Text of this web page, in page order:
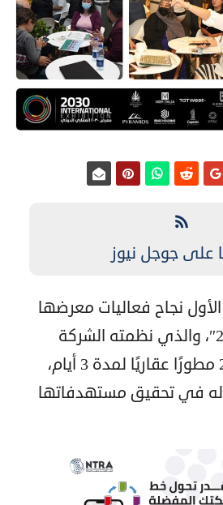
على جوجل نيوز
نجاح فعاليات معرضها
في دبي “مصر 2030″، والذي نظمته الشركة
بمشاركة أكثر من 20 مطورًا عقاريًا لمدة 3 أيام،
في تحقيق مستهدفاتها